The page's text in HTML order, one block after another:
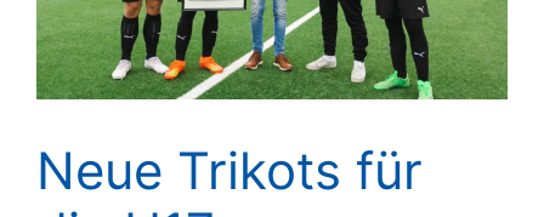
Neue Trikots für